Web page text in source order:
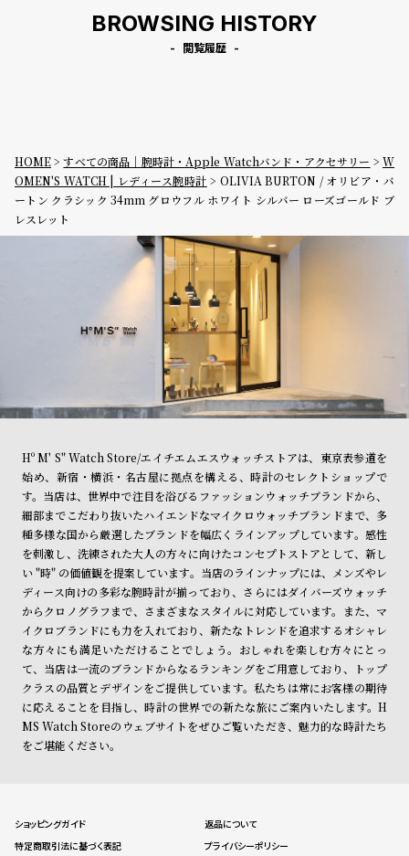
BROWSING HISTORY
閲覧履歴
HOME すべての商品｜腕時計・Apple Watchバンド・アクセサリー
W
OMEN'S WATCH | レディース腕時計
OLIVIA BURTON / オリビア・バ
ートン クラシック 34mm グロウフル ホワイト シルバー ローズゴールド ブ
レスレット
Hº M' S" Watch Store/エイチエムエスウォッチストアは、東京表参道を
始め、新宿・横浜・名古屋に拠点を構える、時計のセレクトショップで
す。当店は、世界中で注目を浴びるファッションウォッチブランドから、
細部までこだわり抜いたハイエンドなマイクロウォッチブランドまで、多
種多様な国から厳選したブランドを幅広くラインアップしています。感性
を刺激し、洗練された大人の方々に向けたコンセプトストアとして、新し
い "時" の価値観を提案しています。当店のラインナップには、メンズやレ
ディース向けの多彩な腕時計が揃っており、さらにはダイバーズウォッチ
からクロノグラフまで、さまざまなスタイルに対応しています。また、マ
イクロブランドにも力を入れており、新たなトレンドを追求するオシャレ
な方々にも満足いただけることでしょう。おしゃれを楽しむ方々にとっ
て、当店は一流のブランドからなるランキングをご用意しており、トップ
クラスの品質とデザインをご提供しています。私たちは常にお客様の期待
に応えることを目指し、時計の世界での新たな旅にご案内いたします。H
MS Watch Storeのウェブサイトをぜひご覧いただき、魅力的な時計たち
をご堪能ください。
ショッピングガイド
返品について
特定商取引法に基づく表記
プライバシーポリシー